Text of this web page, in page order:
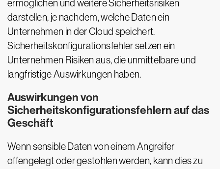
ermöglichen und weitere Sicherheitsrisiken
darstellen, je nachdem, welche Daten ein
Unternehmen in der Cloud speichert.
Sicherheitskonfigurationsfehler setzen ein
Unternehmen Risiken aus, die unmittelbare und
langfristige Auswirkungen haben.
Auswirkungen von
Sicherheitskonfigurationsfehlern auf das
Geschäft
Wenn sensible Daten von einem Angreifer
offengelegt oder gestohlen werden, kann dies zu